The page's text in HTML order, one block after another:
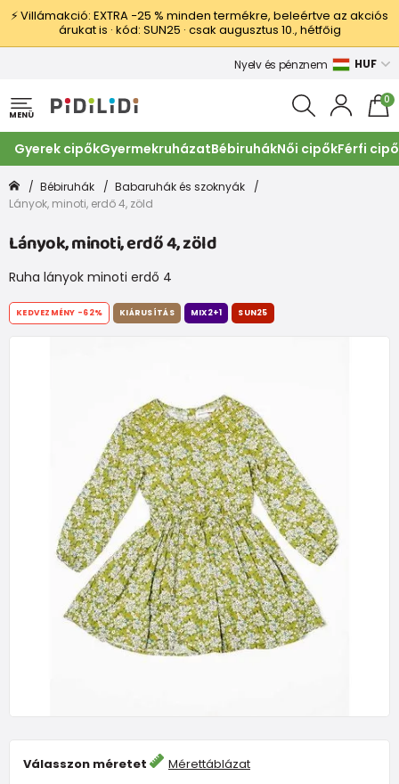
⚡ Villámakció: EXTRA −25 % minden termékre, beleértve az akciós
árukat is · kód: SUN25 · csak augusztus 10., hétfőig
Nyelv és pénznem HUF
MENÜ
0
Gyerek cipőkGyermekruházatBébiruhákNői cipőkFérfi
Bébiruhák
Babaruhák és szoknyák
Lányok, minoti, erdő 4, zöld
Lányok, minoti, erdő 4, zöld
Ruha lányok minoti erdő 4
Válasszon méretet Mérettáblázat
KEDVEZMÉNY -62% KIÁRUSÍTÁS MIX2+1 SUN25